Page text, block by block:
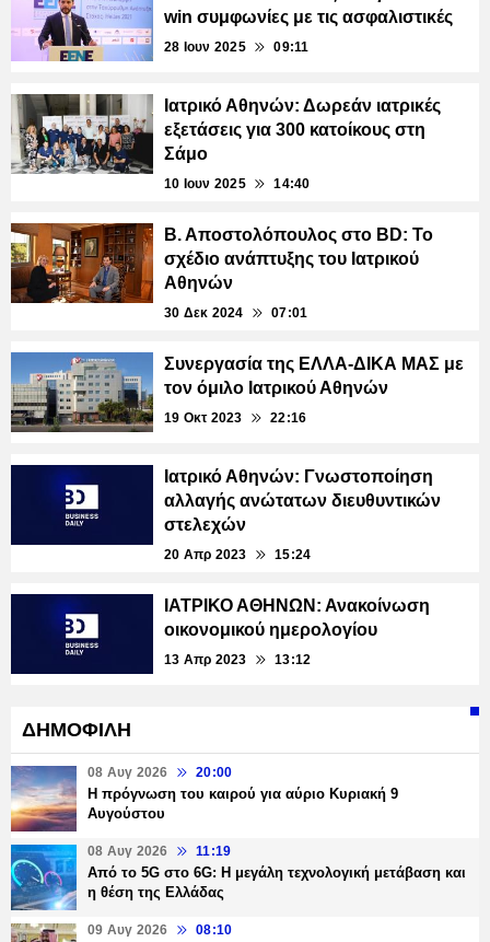
win συμφωνίες με τις ασφαλιστικές
28 Ιουν 2025 09:11
Ιατρικό Αθηνών: Δωρεάν ιατρικές
εξετάσεις για 300 κατοίκους στη
Σάμο
10 Ιουν 2025 14:40
Β. Αποστολόπουλος στο BD: Το
σχέδιο ανάπτυξης του Ιατρικού
Αθηνών
30 Δεκ 2024 07:01
Συνεργασία της ΕΛΛΑ-ΔΙΚΑ ΜΑΣ με
τον όμιλο Ιατρικού Αθηνών
19 Οκτ 2023 22:16
Ιατρικό Αθηνών: Γνωστοποίηση
αλλαγής ανώτατων διευθυντικών
στελεχών
20 Απρ 2023 15:24
ΙΑΤΡΙΚΟ ΑΘΗΝΩΝ: Ανακοίνωση
οικονομικού ημερολογίου
13 Απρ 2023 13:12
ΔΗΜΟΦΙΛΗ
08 Αυγ 2026 20:00
Η πρόγνωση του καιρού για αύριο Κυριακή 9
Αυγούστου
08 Αυγ 2026 11:19
Από το 5G στο 6G: Η μεγάλη τεχνολογική μετάβαση και
η θέση της Ελλάδας
09 Αυγ 2026 08:10